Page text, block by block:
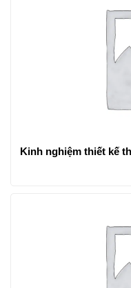
Kinh nghiệm thiết kế